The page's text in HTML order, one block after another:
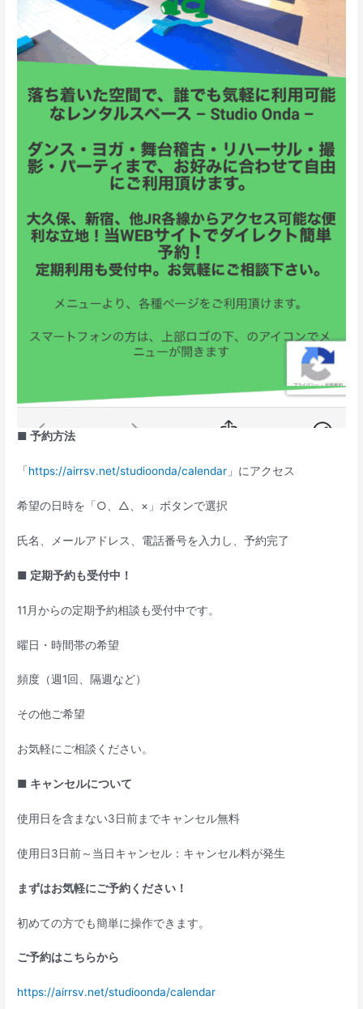
■ 予約方法
「 https://airrsv.net/studioonda/calendar 」にアクセス
希望の日時を「○、△、×」ボタンで選択
氏名、メールアドレス、電話番号を入力し、予約完了
■ 定期予約も受付中！
11月からの定期予約相談も受付中です。
曜日・時間帯の希望
頻度（週1回、隔週など）
その他ご希望
お気軽にご相談ください。
■ キャンセルについて
使用日を含まない3日前までキャンセル無料
使用日3日前～当日キャンセル：キャンセル料が発生
まずはお気軽にご予約ください！
初めての方でも簡単に操作できます。
ご予約はこちらから
https://airrsv.net/studioonda/calendar